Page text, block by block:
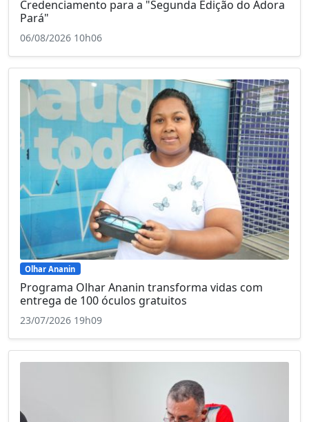
Credenciamento para a "Segunda Edição do Adora
Pará"
06/08/2026 10h06
Olhar Ananin
Programa Olhar Ananin transforma vidas com
entrega de 100 óculos gratuitos
23/07/2026 19h09